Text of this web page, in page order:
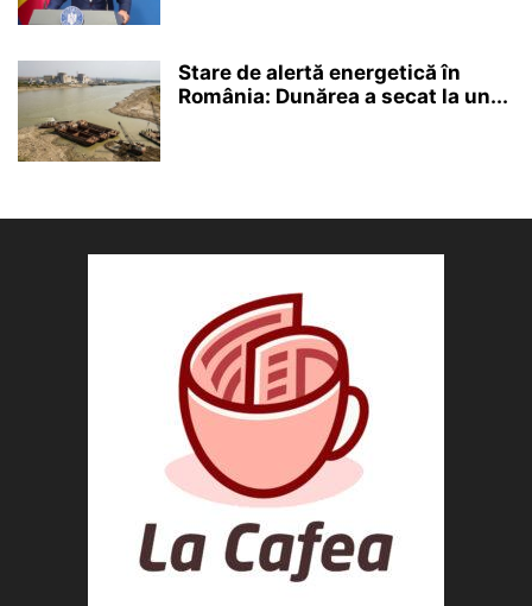
Stare de alertă energetică în
România: Dunărea a secat la un...